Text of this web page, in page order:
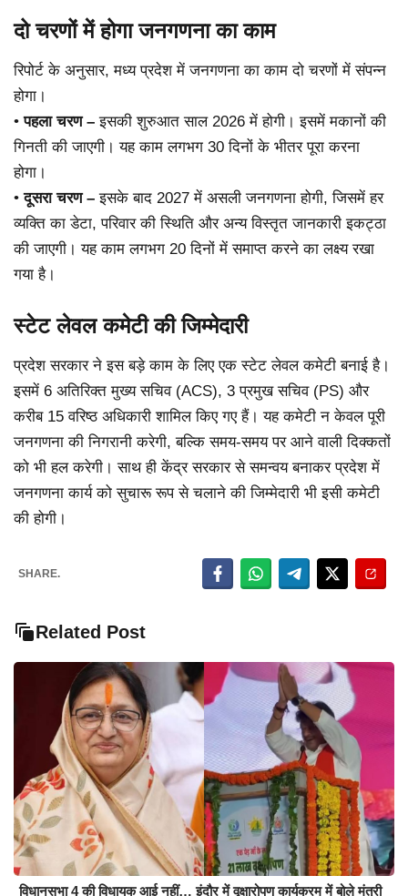
दो चरणों में होगा जनगणना का काम
रिपोर्ट के अनुसार, मध्य प्रदेश में जनगणना का काम दो चरणों में संपन्न
होगा।
•पहला चरण – इसकी शुरुआत साल 2026 में होगी। इसमें मकानों की
गिनती की जाएगी। यह काम लगभग 30 दिनों के भीतर पूरा करना
होगा।
•दूसरा चरण – इसके बाद 2027 में असली जनगणना होगी, जिसमें हर
व्यक्ति का डेटा, परिवार की स्थिति और अन्य विस्तृत जानकारी इकट्ठा
की जाएगी। यह काम लगभग 20 दिनों में समाप्त करने का लक्ष्य रखा
गया है।
स्टेट लेवल कमेटी की जिम्मेदारी
प्रदेश सरकार ने इस बड़े काम के लिए एक स्टेट लेवल कमेटी बनाई है।
इसमें 6 अतिरिक्त मुख्य सचिव (ACS), 3 प्रमुख सचिव (PS) और
करीब 15 वरिष्ठ अधिकारी शामिल किए गए हैं। यह कमेटी न केवल पूरी
जनगणना की निगरानी करेगी, बल्कि समय-समय पर आने वाली दिक्कतों
को भी हल करेगी। साथ ही केंद्र सरकार से समन्वय बनाकर प्रदेश में
जनगणना कार्य को सुचारू रूप से चलाने की जिम्मेदारी भी इसी कमेटी
की होगी।
SHARE.
Related Post
विधानसभा 4 की विधायक आई नहीं… इंदौर में वृक्षारोपण कार्यक्रम में बोले मंत्री